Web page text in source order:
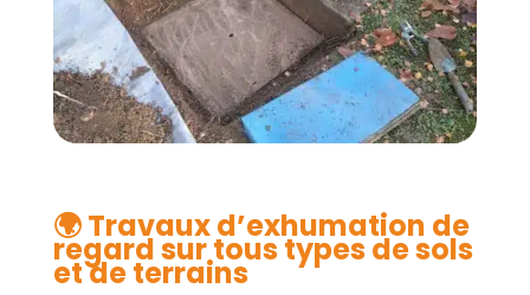
🌍Travaux d’exhumation de
regard sur tous types de sols
et de terrains